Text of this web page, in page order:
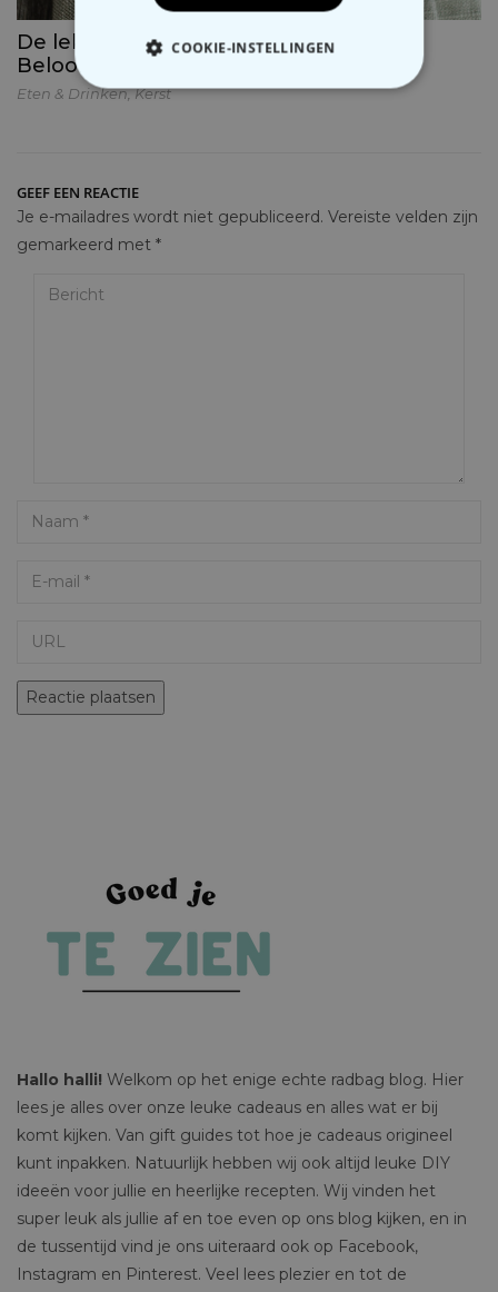
De lekkerste chocomelk ter wereld.
Beloofd.
Eten & Drinken,Kerst
GEEF EEN REACTIE
Je e-mailadres wordt niet gepubliceerd. Vereiste velden zijn
gemarkeerd met *
Bericht
Name
Email
Hallo halli! Welkom op het enige echte radbag blog. Hier
lees je alles over onze leuke cadeaus en alles wat er bij
komt kijken. Van gift guides tot hoe je cadeaus origineel
kunt inpakken. Natuurlijk hebben wij ook altijd leuke DIY
ideeën voor jullie en heerlijke recepten. Wij vinden het
super leuk als jullie af en toe even op ons blog kijken, en in
de tussentijd vind je ons uiteraard ook op Facebook,
Instagram en Pinterest. Veel lees plezier en tot de
COOKIE-INSTELLINGEN
NOODZAKELIJK